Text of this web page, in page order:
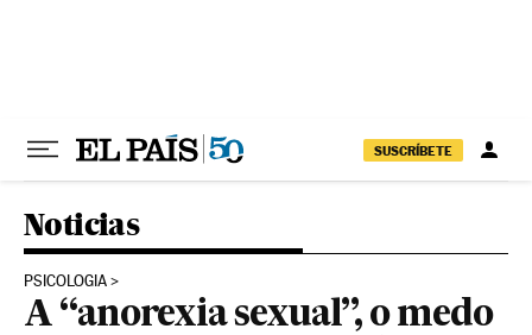
SUSCRÍBETE
Noticias
PSICOLOGIA
A “anorexia sexual”, o medo